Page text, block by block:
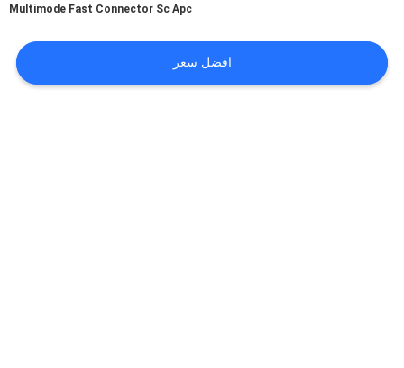
القضايا
Multimode Fast Connector Sc Apc
افضل سعر